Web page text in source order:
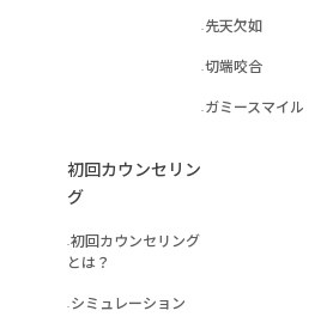
先天欠如
切端咬合
ガミースマイル
初回カウンセリン
グ
初回カウンセリング
とは？
シミュレーション